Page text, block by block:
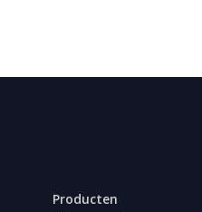
Producten